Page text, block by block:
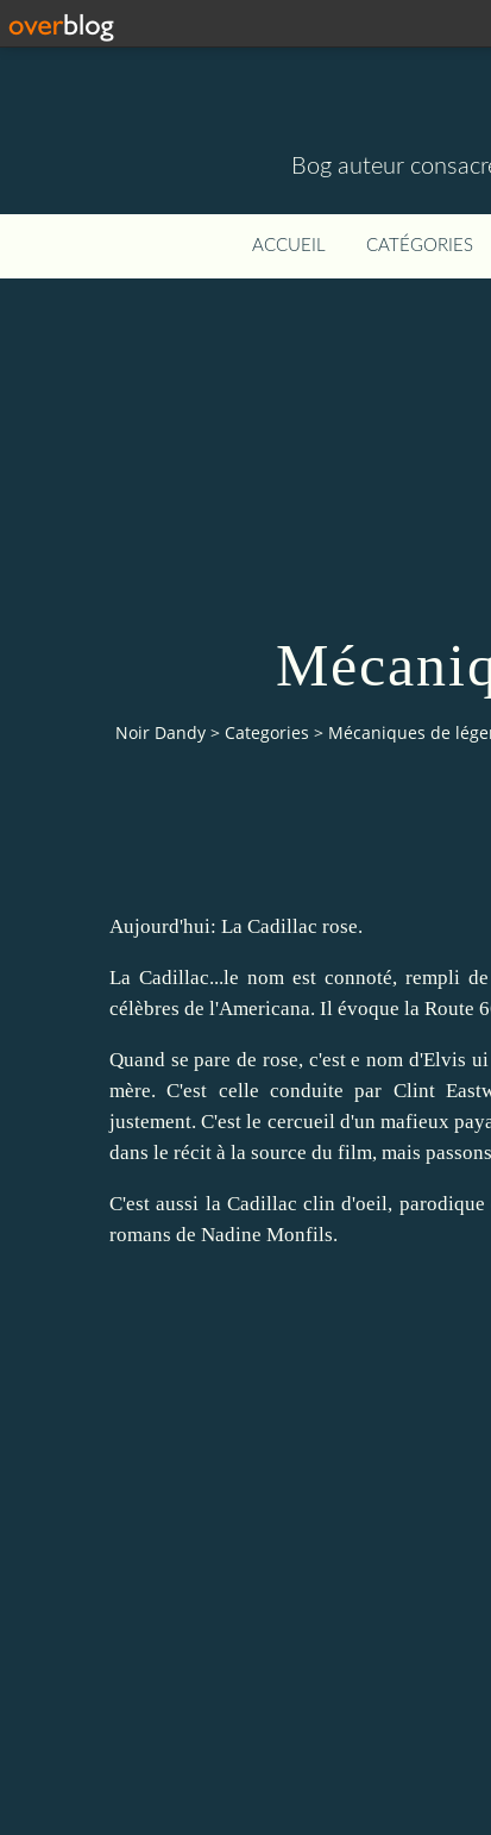
Bog auteur
ACCUEIL CATÉGORIES
Noir Dandy > Categories > Mécaniques de
Aujourd'hui: La Cadillac rose.
La Cadillac...le nom est connoté, rempli
célèbres de l'Americana. Il évoque la Route
Quand se pare de rose, c'est e nom d'Elvis
mère. C'est celle conduite par Clint
justement. C'est le cercueil d'un mafieux
dans le récit à la source du film, mais
C'est aussi la Cadillac clin d'oeil,
romans de Nadine Monfils.